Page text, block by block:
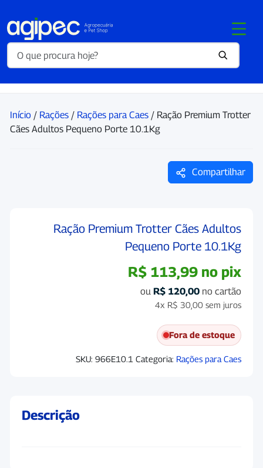
Início / Rações / Rações para Caes / Ração Premium Trotter
Cães Adultos Pequeno Porte 10.1Kg
Compartilhar
Ração Premium Trotter Cães Adultos
Pequeno Porte 10.1Kg
R$ 113,99 no pix
ou R$ 120,00 no cartão
4x R$ 30,00 sem juros
Fora de estoque
SKU: 966E10.1 Categoria: Rações para Caes
Descrição